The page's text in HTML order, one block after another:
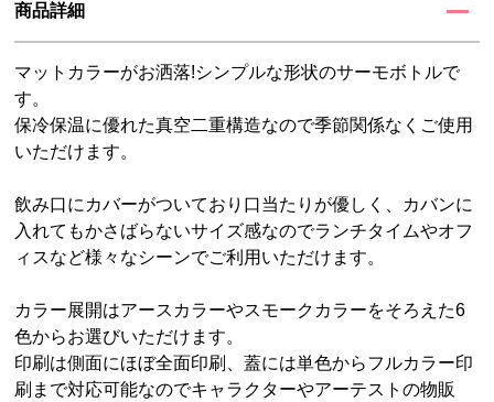
商品詳細
マットカラーがお洒落!シンプルな形状のサーモボトルで
す。
保冷保温に優れた真空二重構造なので季節関係なくご使用
いただけます。
飲み口にカバーがついており口当たりが優しく、カバンに
入れてもかさばらないサイズ感なのでランチタイムやオフ
ィスなど様々なシーンでご利用いただけます。
カラー展開はアースカラーやスモークカラーをそろえた6
色からお選びいただけます。
印刷は側面にほぼ全面印刷、蓋には単色からフルカラー印
刷まで対応可能なのでキャラクターやアーテストの物販